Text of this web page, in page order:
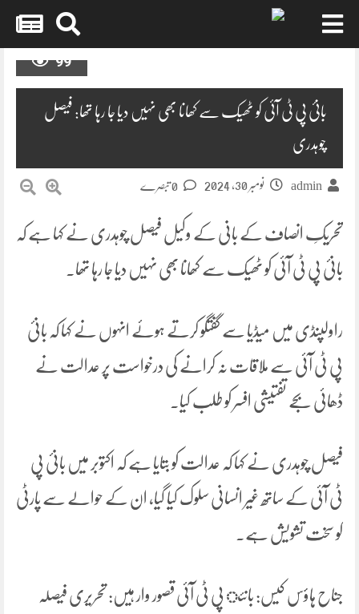
99
بانیٔ پی ٹی آئی کو ٹھیک سے کھانا بھی نہیں دیا جا رہا تھا: فیصل
چوہدری
admin نومبر 30, 2024
تحریکِ انصاف کے بانی کے وکیل فیصل چوہدری نے کہا ہے کہ
بانیٔ پی ٹی آئی کو ٹھیک سے کھانا بھی نہیں دیا جا رہا تھا۔
راولپنڈی میں میڈیا سے گفتگو کرتے ہوئے انہوں نے کہا کہ بانیٔ
پی ٹی آئی سے ملاقات نہ کرانے کی درخواست پر عدالت نے
ڈھائی بجے تفتیشی افسر کو طلب کیا۔
فیصل چوہدری نے کہا کہ عدالت کو بتایا ہے کہ اکتوبر میں بانیٔ پی
ٹی آئی کے ساتھ غیر انسانی سلوک کیا گیا، ان کے حوالے سے پارٹی
کو سخت تشویش ہے۔
جناح ہاؤس کیس: بانئ پی ٹی آئی قصور وار ہیں: تحریری فیصلہ